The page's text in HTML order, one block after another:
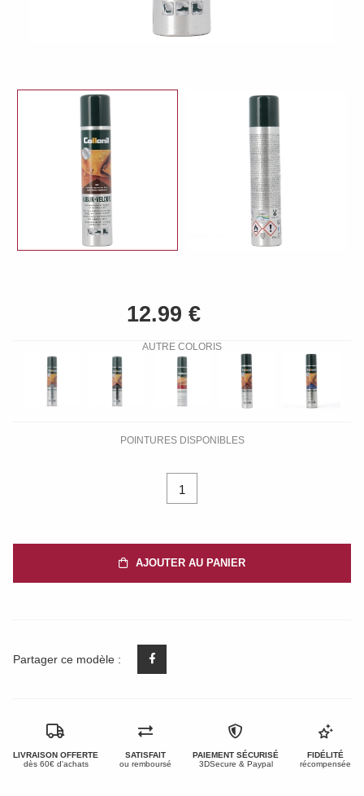
AUTRE COLORIS
POINTURES DISPONIBLES
1
AJOUTER AU PANIER
Partager ce modèle :
LIVRAISON OFFERTE
dès 60€ d'achats
SATISFAIT
ou remboursé
PAIEMENT SÉCURISÉ
3DSecure & Paypal
FIDÉLITÉ
récompensée